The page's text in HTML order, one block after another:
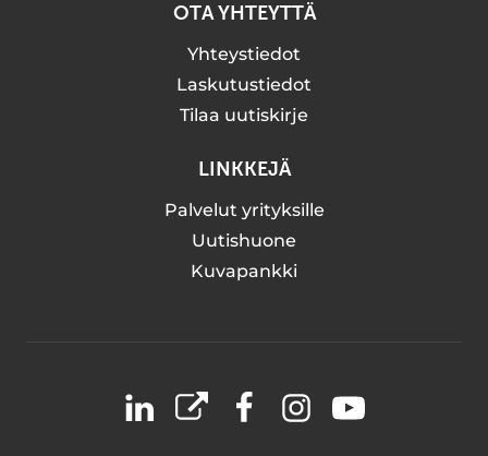
OTA YHTEYTTÄ
Yhteystiedot
Laskutustiedot
Tilaa uutiskirje
LINKKEJÄ
Palvelut yrityksille
Uutishuone
Kuvapankki
LinkedIn
X FacebookInstagramYouTube